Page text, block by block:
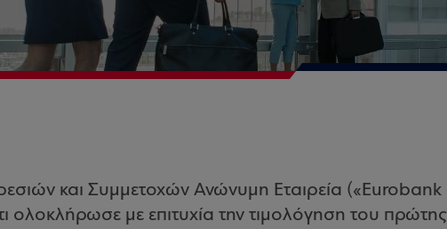
και Συμμετοχών Ανώνυμη Εταιρεία («Eurobank
ολοκλήρωσε με επιτυχία την τιμολόγηση του πρώτης